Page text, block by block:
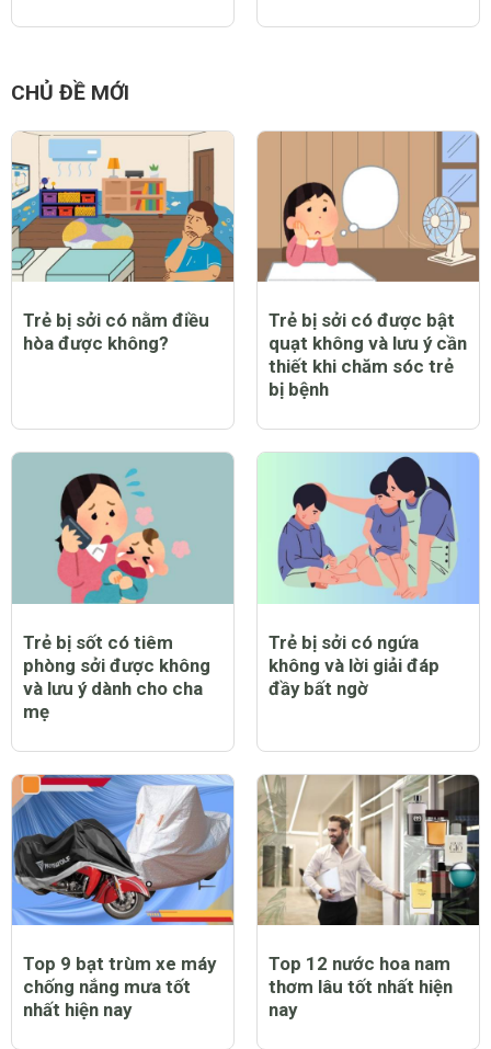
CHỦ ĐỀ MỚI
Trẻ bị sởi có nằm điều
hòa được không?
Trẻ bị sởi có được bật
quạt không và lưu ý cần
thiết khi chăm sóc trẻ
bị bệnh
Trẻ bị sốt có tiêm
phòng sởi được không
và lưu ý dành cho cha
mẹ
Trẻ bị sởi có ngứa
không và lời giải đáp
đầy bất ngờ
Top 9 bạt trùm xe máy
chống nắng mưa tốt
nhất hiện nay
Top 12 nước hoa nam
thơm lâu tốt nhất hiện
nay